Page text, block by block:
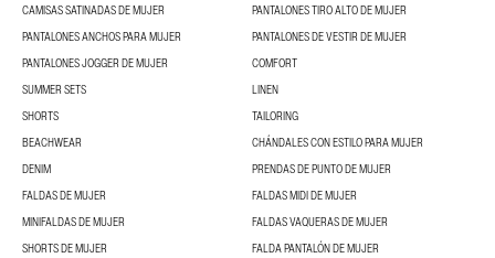
CAMISAS SATINADAS DE MUJER
PANTALONES TIRO ALTO DE MUJER
PANTALONES ANCHOS PARA MUJER
PANTALONES DE VESTIR DE MUJER
PANTALONES JOGGER DE MUJER
COMFORT
SUMMER SETS
LINEN
SHORTS
TAILORING
BEACHWEAR
CHÁNDALES CON ESTILO PARA MUJER
DENIM
PRENDAS DE PUNTO DE MUJER
FALDAS DE MUJER
FALDAS MIDI DE MUJER
MINIFALDAS DE MUJER
FALDAS VAQUERAS DE MUJER
SHORTS DE MUJER
FALDA PANTALÓN DE MUJER